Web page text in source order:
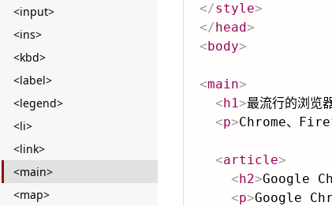
<input>
<ins>
<kbd>
<label>
<legend>
<li>
<link>
<main>
<map>
</style>
</head>
<body>
<main>
<h1>最流行的浏览
<p>Chrome、
<article>
<h2>Google
<p>Google